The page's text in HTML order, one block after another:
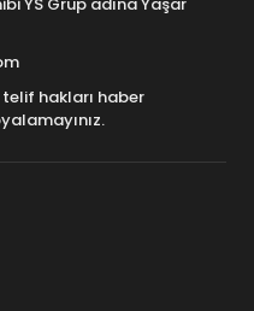
YS Grup adına Yaşar
hakları haber